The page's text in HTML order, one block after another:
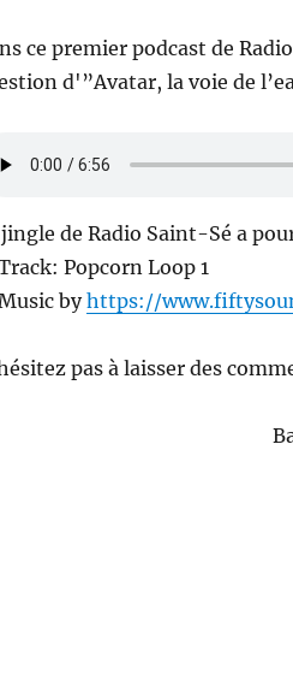
ce premier podcast de
d'”Avatar, la voie de
de Radio Saint-Sé a
Popcorn Loop 1
byhttps://
pas à laisser des